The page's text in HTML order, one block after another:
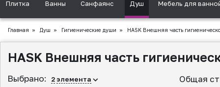
Плитка Ванны Санфаянс Душ Мебель для
Главная » Душ » Гигиенические души » HASK Внешняя часть
HASK Внешняя часть
Выбрано: 2элемента Общая